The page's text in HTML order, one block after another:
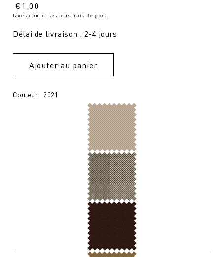
Prix
normal
€1,00
taxes comprises plusfrais de port
Délai de livraison : 2-4 jours
Ajouter au panier
Couleur : 2021